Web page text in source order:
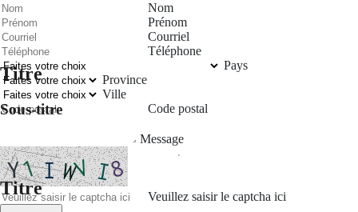
Titre
Sous-titre
Titre
Nom
Prénom
Courriel
Téléphone
Pays
Province
Ville
Code postal
Message
Veuillez saisir le captcha ici